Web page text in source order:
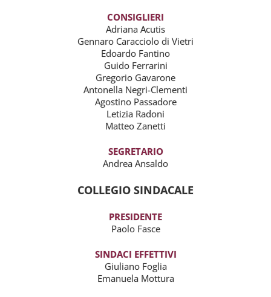
CONSIGLIERI
Adriana Acutis
Gennaro Caracciolo di Vietri
Edoardo Fantino
Guido Ferrarini
Gregorio Gavarone
Antonella Negri-Clementi
Agostino Passadore
Letizia Radoni
Matteo Zanetti
SEGRETARIO
Andrea Ansaldo
COLLEGIO SINDACALE
PRESIDENTE
Paolo Fasce
SINDACI EFFETTIVI
Giuliano Foglia
Emanuela Mottura